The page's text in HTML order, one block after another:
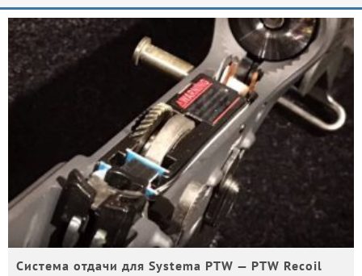
Система отдачи для Systema PTW — PTW Recoil